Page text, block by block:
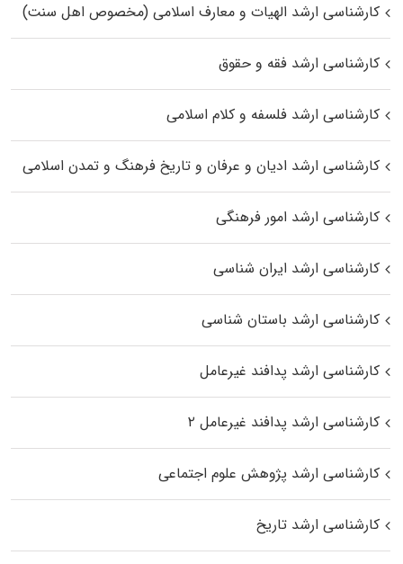
کارشناسی ارشد الهیات و معارف اسلامی (مخصوص اهل سنت)
کارشناسی ارشد فقه و حقوق
کارشناسی ارشد فلسفه و کلام اسلامی
کارشناسی ارشد ادیان و عرفان و تاریخ فرهنگ و تمدن اسلامی
کارشناسی ارشد امور فرهنگی
کارشناسی ارشد ایران شناسی
کارشناسی ارشد باستان شناسی
کارشناسی ارشد پدافند غیرعامل
کارشناسی ارشد پدافند غیرعامل ۲
کارشناسی ارشد پژوهش علوم اجتماعی
کارشناسی ارشد تاریخ